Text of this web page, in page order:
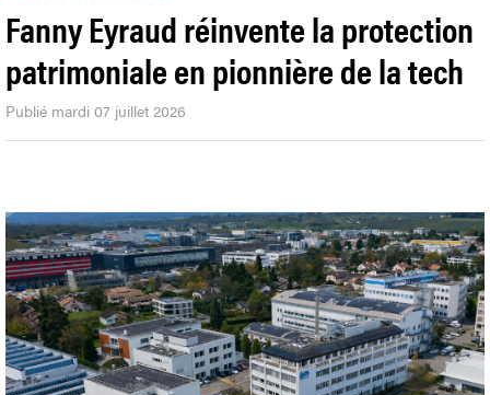
Fanny Eyraud réinvente la protection
patrimoniale en pionnière de la tech
Publié mardi 07 juillet 2026